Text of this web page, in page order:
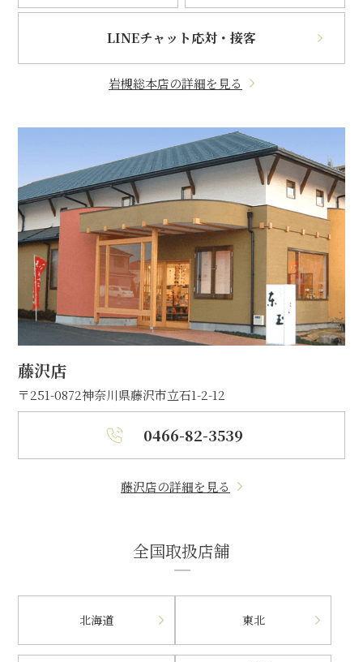
LINEチャット応対・接客
岩槻総本店の詳細を見る
藤沢店
〒251-0872神奈川県藤沢市立石1-2-12
0466-82-3539
藤沢店の詳細を見る
全国取扱店舗
北海道 東北